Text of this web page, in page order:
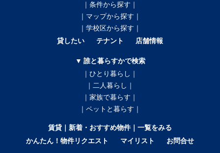
｜条件から探す｜
｜マップから探す｜
｜学校区から探す｜
貸したい
テナント 店舗情報
▼ 誰と暮らすかで検索
｜ひとり暮らし｜
｜二人暮らし｜
｜家族で暮らす｜
｜ペットと暮らす｜
賃貸｜新着・おすすめ物件｜一覧をみる
かんたん！物件リクエスト
マイリスト お問合せ